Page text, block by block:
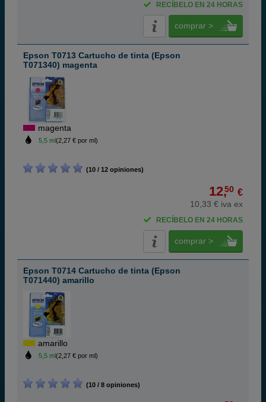
RECÍBELO EN 24 HORAS
comprar >
Epson T0713 Cartucho de tinta (Epson
T071340) magenta
magenta
5,5 ml(2,27 € por ml)
(10 / 12 opiniones)
12,50 €
10,33 € iva ex
RECÍBELO EN 24 HORAS
comprar >
Epson T0714 Cartucho de tinta (Epson
T071440) amarillo
amarillo
5,5 ml(2,27 € por ml)
(10 / 8 opiniones)